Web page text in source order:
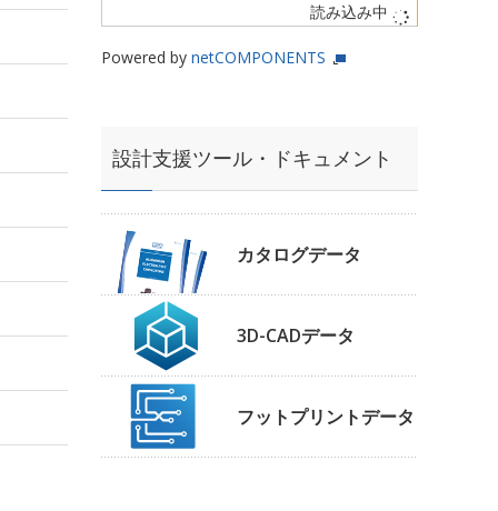
読み込み中
Powered by netCOMPONENTS
設計支援ツール・ドキュメント
カタログデータ
3D-CADデータ
フットプリントデータ